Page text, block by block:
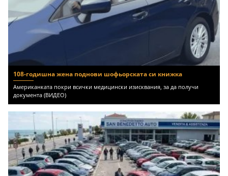
108-годишна жена поднови шофьорската си книжка
Американката покри всички медицински изисквания, за да получи
документа (ВИДЕО)